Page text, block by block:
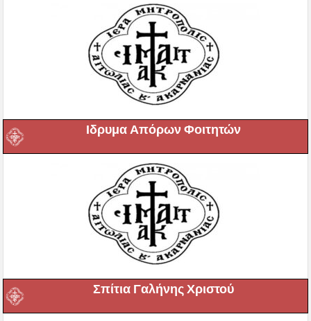
Ιδρυμα Απόρων Φοιτητών
Σπίτια Γαλήνης Χριστού